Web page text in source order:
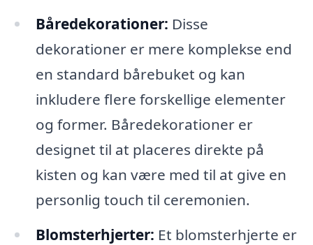
Båredekorationer: Disse
dekorationer er mere komplekse end
en standard bårebuket og kan
inkludere flere forskellige elementer
og former. Båredekorationer er
designet til at placeres direkte på
kisten og kan være med til at give en
personlig touch til ceremonien.
Blomsterhjerter: Et blomsterhjerte er